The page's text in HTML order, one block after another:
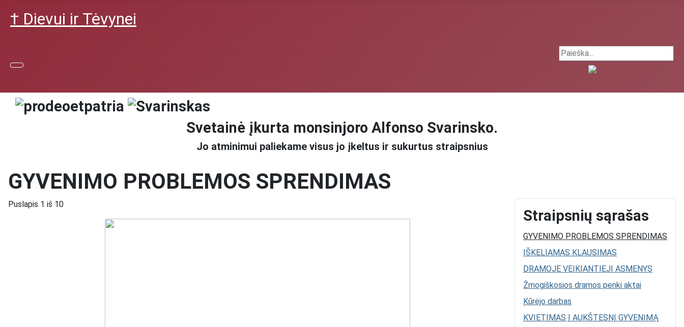
† Dievui ir Tėvynei
Search ...
Svetainė įkurta monsinjoro Alfonso Svarinsko.
Jo atminimui paliekame visus jo įkeltus ir sukurtus straipsnius
GYVENIMO PROBLEMOS SPRENDIMAS
Straipsnių sąrašas
GYVENIMO PROBLEMOS SPRENDIMAS
IŠKELIAMAS KLAUSIMAS
DRAMOJE VEIKIANTIEJI ASMENYS
Žmogiškosios dramos penki aktai
Kūrėjo darbas
KVIETIMAS Į AUKŠTESNĮ GYVENIMĄ
Puslapis 1 iš 10